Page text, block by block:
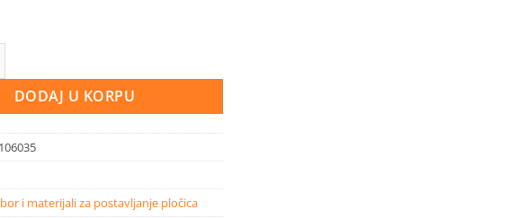
masa za fugiranje 10 2 kg, manhattan količina
DODAJ U KORPU
i materijali za postavljanje pločica